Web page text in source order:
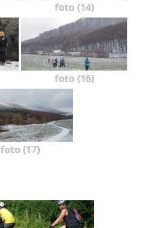
foto (14)
foto (16)
foto (17)